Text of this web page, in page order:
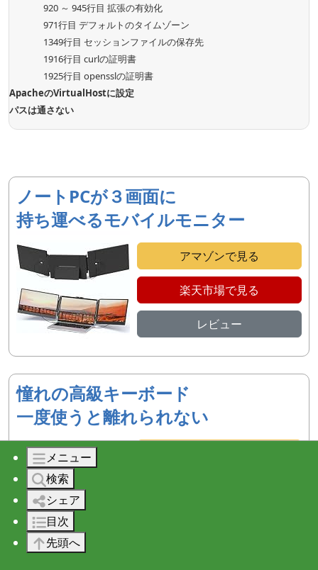
920 ～ 945行目 拡張の有効化
971行目 デフォルトのタイムゾーン
1349行目 セッションファイルの保存先
1916行目 curlの証明書
1925行目 opensslの証明書
ApacheのVirtualHostに設定
パスは通さない
ノートPCが３画面に
持ち運べるモバイルモニター
アマゾンで見る
楽天市場で見る
レビュー
憧れの高級キーボード
一度使うと離れられない
メニュー
検索
シェア
目次
先頭へ